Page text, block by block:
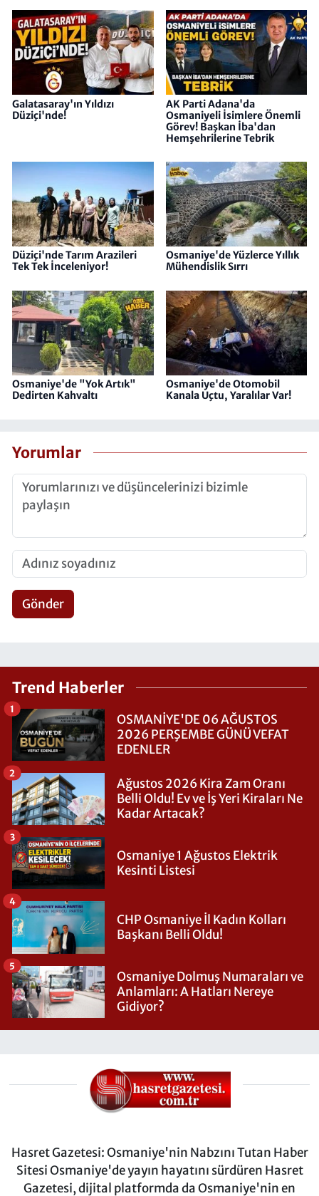
Galatasaray'ın Yıldızı
Düziçi'nde!
AK Parti Adana'da
Osmaniyeli İsimlere Önemli
Görev! Başkan İba'dan
Hemşehrilerine Tebrik
Düziçi'nde Tarım Arazileri
Tek Tek İnceleniyor!
Osmaniye'de Yüzlerce Yıllık
Mühendislik Sırrı
Osmaniye'de "Yok Artık"
Dedirten Kahvaltı
Osmaniye'de Otomobil
Kanala Uçtu, Yaralılar Var!
Yorumlar
Gönder
Trend Haberler
OSMANİYE'DE 06 AĞUSTOS
2026 PERŞEMBE GÜNÜ VEFAT
EDENLER
1
Ağustos 2026 Kira Zam Oranı
Belli Oldu! Ev ve İş Yeri Kiraları Ne
Kadar Artacak?
2
Osmaniye 1 Ağustos Elektrik
Kesinti Listesi
3
CHP Osmaniye İl Kadın Kolları
Başkanı Belli Oldu!
4
Osmaniye Dolmuş Numaraları ve
Anlamları: A Hatları Nereye
Gidiyor?
5
Hasret Gazetesi: Osmaniye'nin Nabzını Tutan Haber
Sitesi Osmaniye'de yayın hayatını sürdüren Hasret
Gazetesi, dijital platformda da Osmaniye'nin en